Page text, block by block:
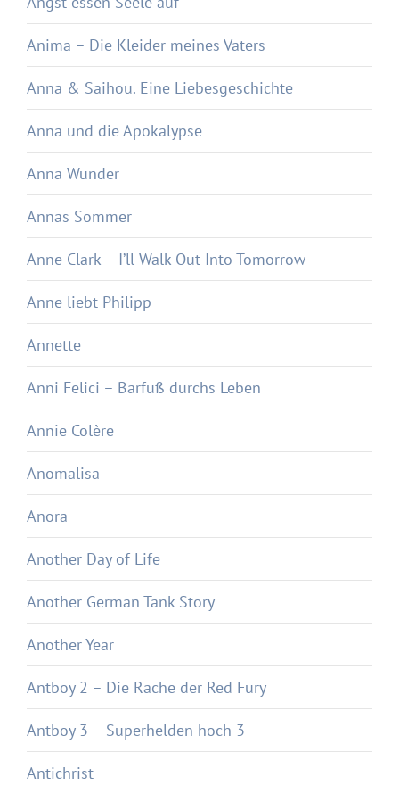
Anima – Die Kleider meines Vaters
Anna & Saihou. Eine Liebesgeschichte
Anna und die Apokalypse
Anna Wunder
Annas Sommer
Anne Clark – I’ll Walk Out Into Tomorrow
Anne liebt Philipp
Annette
Anni Felici – Barfuß durchs Leben
Annie Colère
Anomalisa
Anora
Another Day of Life
Another German Tank Story
Another Year
Antboy 2 – Die Rache der Red Fury
Antboy 3 – Superhelden hoch 3
Antichrist